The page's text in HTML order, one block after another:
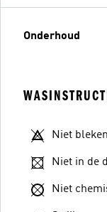
Onderhoud
Niet bleken
Niet in de
Niet